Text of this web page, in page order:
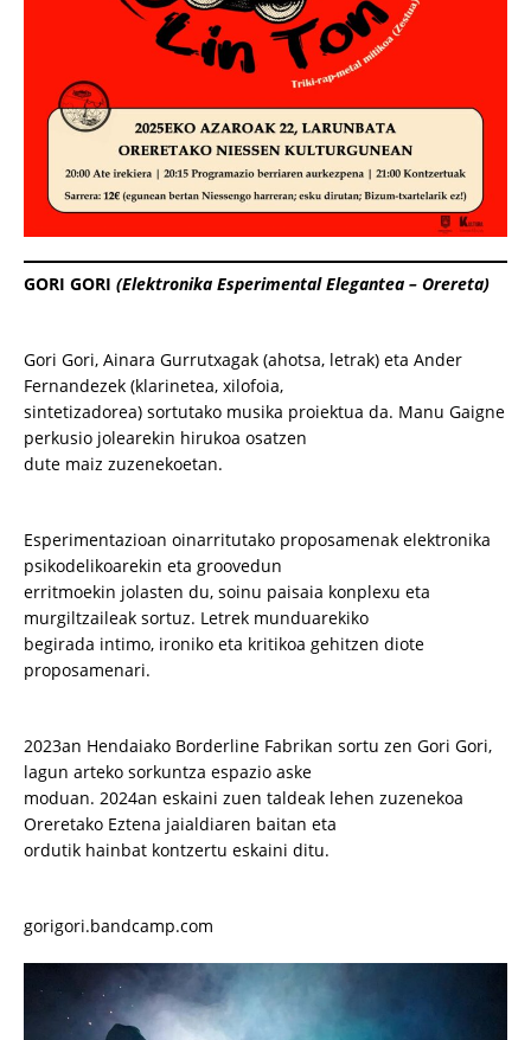
GORI GORI (Elektronika Esperimental Elegantea – Orereta)
Gori Gori, Ainara Gurrutxagak (ahotsa, letrak) eta Ander
Fernandezek (klarinetea, xilofoia,
sintetizadorea) sortutako musika proiektua da. Manu Gaigne
perkusio jolearekin hirukoa osatzen
dute maiz zuzenekoetan.
Esperimentazioan oinarritutako proposamenak elektronika
psikodelikoarekin eta groovedun
erritmoekin jolasten du, soinu paisaia konplexu eta
murgiltzaileak sortuz. Letrek munduarekiko
begirada intimo, ironiko eta kritikoa gehitzen diote
proposamenari.
2023an Hendaiako Borderline Fabrikan sortu zen Gori Gori,
lagun arteko sorkuntza espazio aske
moduan. 2024an eskaini zuen taldeak lehen zuzenekoa
Oreretako Eztena jaialdiaren baitan eta
ordutik hainbat kontzertu eskaini ditu.
gorigori.bandcamp.com